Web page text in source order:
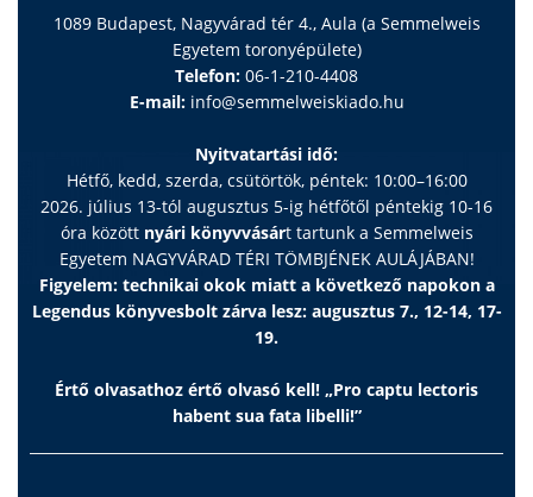
1089 Budapest, Nagyvárad tér 4., Aula (a Semmelweis
Egyetem toronyépülete)
Telefon: 06-1-210-4408
E-mail: info@semmelweiskiado.hu
Nyitvatartási idő:
Hétfő, kedd, szerda, csütörtök, péntek: 10:00–16:00
2026. július 13-tól augusztus 5-ig hétfőtől péntekig 10-16
óra között nyári könyvvásárt tartunk a Semmelweis
Egyetem NAGYVÁRAD TÉRI TÖMBJÉNEK AULÁJÁBAN!
Figyelem: technikai okok miatt a következő napokon a
Legendus könyvesbolt zárva lesz: augusztus 7., 12-14, 17-
19.
Értő olvasathoz értő olvasó kell! „Pro captu lectoris
habent sua fata libelli!”